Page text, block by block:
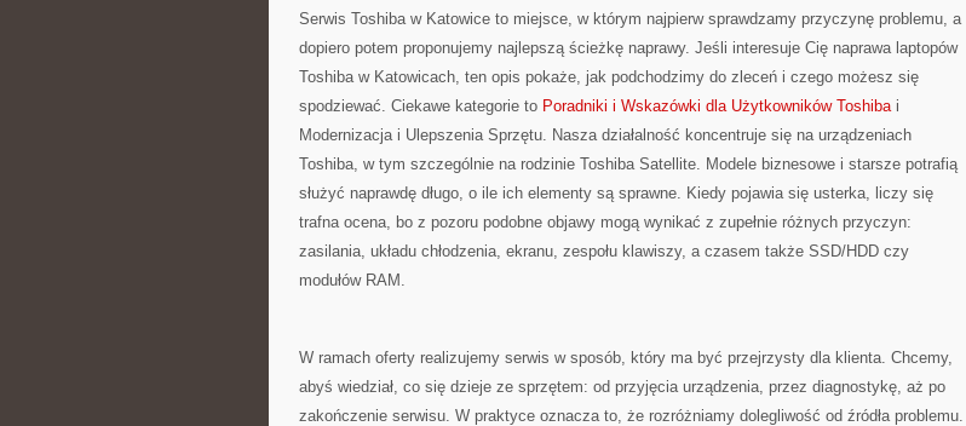
Serwis Toshiba w Katowice to miejsce, w którym najpierw sprawdzamy przyczynę problemu, a
dopiero potem proponujemy najlepszą ścieżkę naprawy. Jeśli interesuje Cię naprawa laptopów
Toshiba w Katowicach, ten opis pokaże, jak podchodzimy do zleceń i czego możesz się
spodziewać. Ciekawe kategorie to Poradniki i Wskazówki dla Użytkowników Toshibai
Modernizacja i Ulepszenia Sprzętu. Nasza działalność koncentruje się na urządzeniach
Toshiba, w tym szczególnie na rodzinie Toshiba Satellite. Modele biznesowe i starsze potrafią
służyć naprawdę długo, o ile ich elementy są sprawne. Kiedy pojawia się usterka, liczy się
trafna ocena, bo z pozoru podobne objawy mogą wynikać z zupełnie różnych przyczyn:
zasilania, układu chłodzenia, ekranu, zespołu klawiszy, a czasem także SSD/HDD czy
modułów RAM.
W ramach oferty realizujemy serwis w sposób, który ma być przejrzysty dla klienta. Chcemy,
abyś wiedział, co się dzieje ze sprzętem: od przyjęcia urządzenia, przez diagnostykę, aż po
zakończenie serwisu. W praktyce oznacza to, że rozróżniamy dolegliwość od źródła problemu.